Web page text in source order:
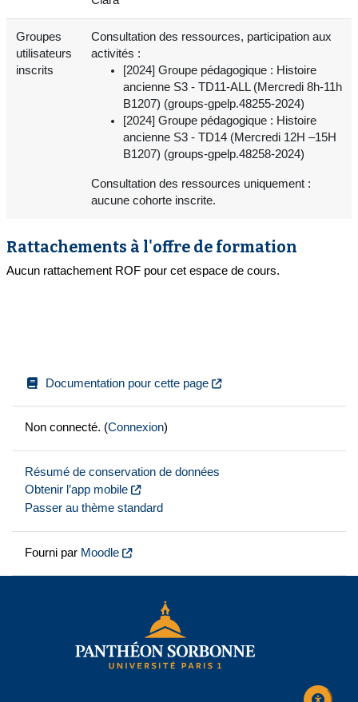
Groupes
utilisateurs
inscrits
Consultation des ressources, participation aux
activités :
[2024] Groupe pédagogique : Histoire
ancienne S3 - TD11-ALL (Mercredi 8h-11h
B1207) (groups-gpelp.48255-2024)
[2024] Groupe pédagogique : Histoire
ancienne S3 - TD14 (Mercredi 12H –15H
B1207) (groups-gpelp.48258-2024)
Consultation des ressources uniquement :
aucune cohorte inscrite.
Rattachements à l'offre de formation
Aucun rattachement ROF pour cet espace de cours.
Documentation pour cette page
Non connecté. (Connexion)
Résumé de conservation de données
Obtenir l’app mobile
Passer au thème standard
Fourni par Moodle